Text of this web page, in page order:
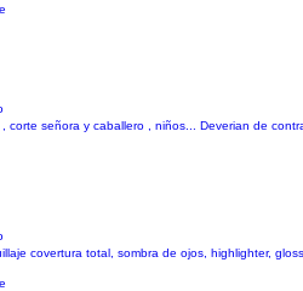
señora y caballero , niños... Deverian de
covertura total, sombra de ojos, highlighter,